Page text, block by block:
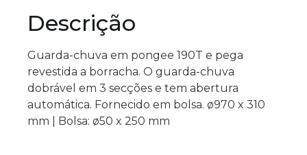
Descrição
Guarda-chuva em pongee 190T e pega
revestida a borracha. O guarda-chuva
dobrável em 3 secções e tem abertura
automática. Fornecido em bolsa. ø970 x 310
mm | Bolsa: ø50 x 250 mm